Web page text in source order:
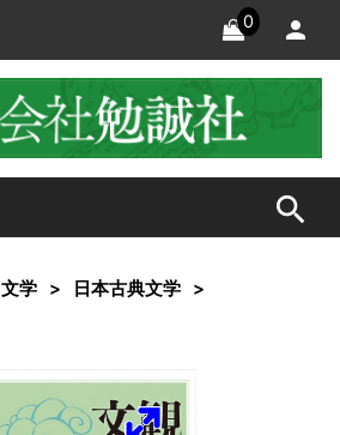
0
search
文学
日本古典文学